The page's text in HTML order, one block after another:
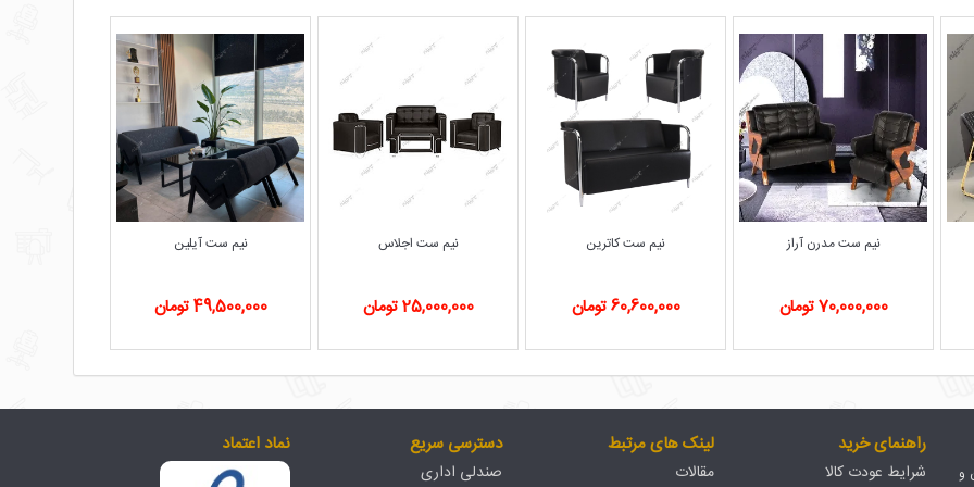
نیم ست آیلین
49,500,000 تومان
نیم ست اجلاس
25,000,000 تومان
نیم ست کاترین
60,600,000 تومان
نیم ست مدرن آراز
70,000,000 تومان
نماد اعتماد دسترسی سریع
صندلی اداری
لینک های مرتبط
مقالات
راهنمای خرید
شرایط عودت کالا و